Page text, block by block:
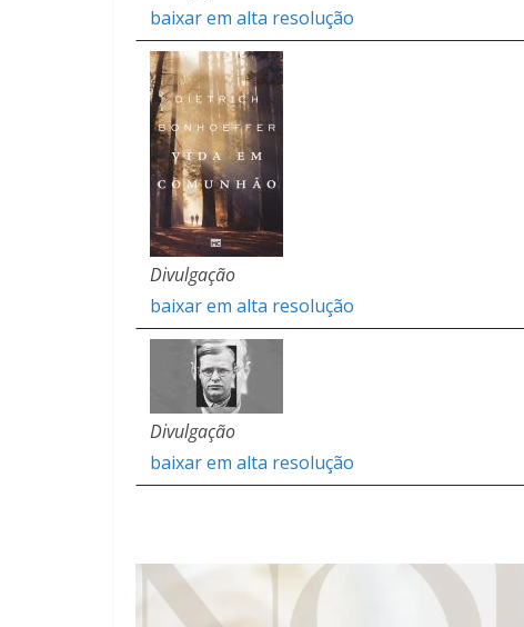
baixar em alta resolução
Divulgação
baixar em alta resolução
Divulgação
baixar em alta resolução